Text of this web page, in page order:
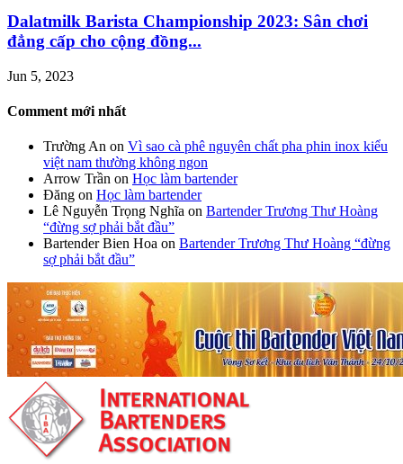
Dalatmilk Barista Championship 2023: Sân chơi
đẳng cấp cho cộng đồng...
Jun 5, 2023
Comment mới nhất
Trường An on Vì sao cà phê nguyên chất pha phin inox kiểu
việt nam thường không ngon
Arrow Trần on Học làm bartender
Đăng on Học làm bartender
Lê Nguyễn Trọng Nghĩa on Bartender Trương Thư Hoàng
“đừng sợ phải bắt đầu”
Bartender Bien Hoa on Bartender Trương Thư Hoàng “đừng
sợ phải bắt đầu”